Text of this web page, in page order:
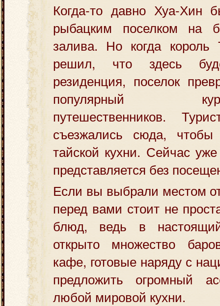
Когда-то давно Хуа-Хин
рыбацким поселком на
залива. Но когда
решил, что здесь
резиденция, поселок
популярный
путешественников.
съезжались сюда, чтобы
тайской кухни. Сейчас
представляется без
Если вы выбрали местом
перед вами стоит не
блюд, ведь в
открыто множество
кафе, готовые наряду с
предложить огромный
любой мировой кухни.